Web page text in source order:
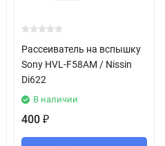
Рассеиватель на вспышку
Sony HVL-F58AM / Nissin
Di622
В наличии
400 ₽